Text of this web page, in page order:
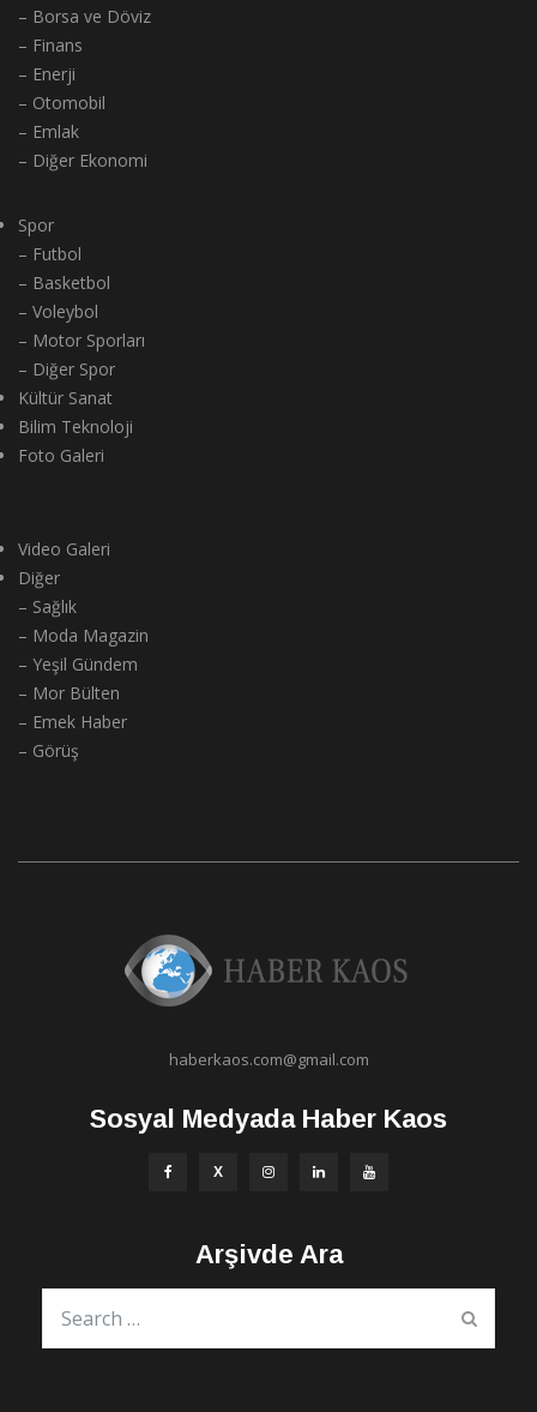
– Borsa ve Döviz
– Finans
– Enerji
– Otomobil
– Emlak
– Diğer Ekonomi
Spor
– Futbol
– Basketbol
– Voleybol
– Motor Sporları
– Diğer Spor
Kültür Sanat
Bilim Teknoloji
Foto Galeri
Video Galeri
Diğer
– Sağlık
– Moda Magazin
– Yeşil Gündem
– Mor Bülten
– Emek Haber
– Görüş
haberkaos.com@gmail.com
Sosyal Medyada Haber Kaos
Arşivde Ara